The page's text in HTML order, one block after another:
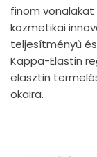
finom
kozmetikai
teljesítményű
Kappa-Elastin
elasztin
okaira.